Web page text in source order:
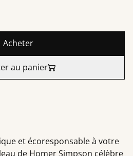
Acheter
au panier
et écoresponsable à votre
de Homer Simpson célèbre